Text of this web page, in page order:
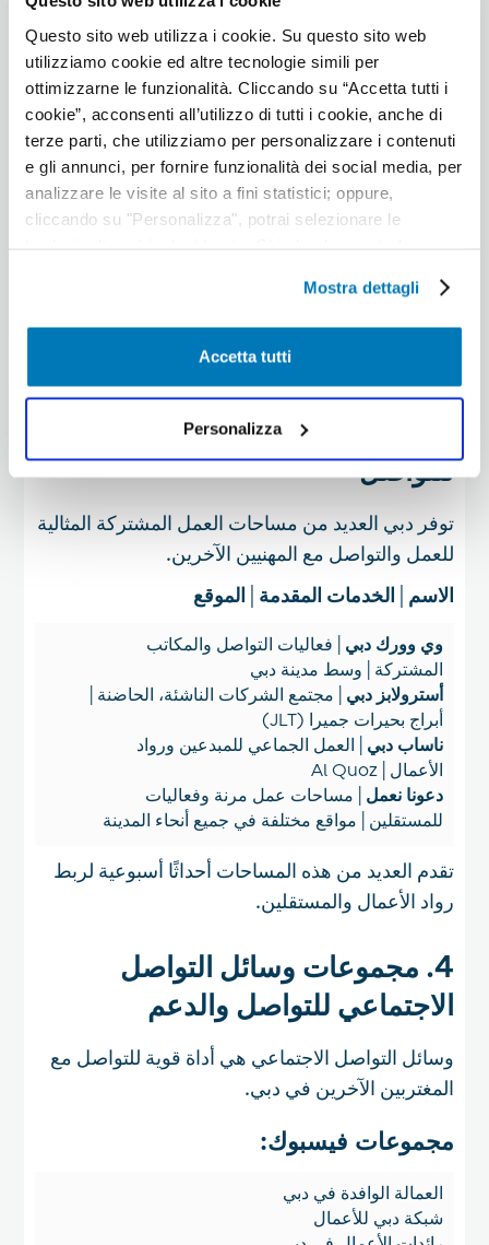
Questo sito web utilizza i cookie. Su questo sito web
utilizziamo cookie ed altre tecnologie simili per
ottimizzarne le funzionalità. Cliccando su “Accetta tutti i
cookie”, acconsenti all’utilizzo di tutti i cookie, anche di
terze parti, che utilizziamo per personalizzare i contenuti
e gli annunci, per fornire funzionalità dei social media, per
analizzare le visite al sito a fini statistici; oppure,
cliccando su "Personalizza", potrai selezionare le
attivati solo i cookie tecnici necessari per la fruizione del
sito; in tal caso, non sarà possibile per noi personalizzare
la tua esperienza di navigazione. Potrai modificare le tue
“Impostazione dei cookie” a fine pagina. Per ulteriori
informazioni ti invitiamo a prendere visione
dell'informativa estesa Cookie Policy.
Mostra dettagli
Accetta tutti
Personalizza
فعاليات أريبيان بزنس
الوصف:مؤتمرات واجتماعات للمهنيين والمستثمرين
في سوق الشرق الأوسط.
كيفية المشاركة:شراء التذاكر عبر الإنترنت للمناسبات
التسجيل حصري لأعضاء غرفة دبي.
3. مساحات عمل مشتركة مع فرص
للتواصل
توفر دبي العديد من مساحات العمل المشتركة المثالية
للعمل والتواصل مع المهنيين الآخرين.
الاسم الخدمات المقدمة الموقع
وي وورك دبي | فعاليات التواصل والمكاتب
المشتركة | وسط مدينة دبي
أسترولابز دبي | مجتمع الشركات الناشئة، الحاضنة |
أبراج بحيرات جميرا (JLT)
ناساب دبي | العمل الجماعي للمبدعين ورواد
الأعمال | Al Quoz
دعونا نعمل | مساحات عمل مرنة وفعاليات
للمستقلين | مواقع مختلفة في جميع أنحاء المدينة
تقدم العديد من هذه المساحات أحداثًا أسبوعية لربط
رواد الأعمال والمستقلين.
4. مجموعات وسائل التواصل
الاجتماعي للتواصل والدعم
وسائل التواصل الاجتماعي هي أداة قوية للتواصل مع
المغتربين الآخرين في دبي.
مجموعات فيسبوك:
العمالة الوافدة في دبي
شبكة دبي للأعمال